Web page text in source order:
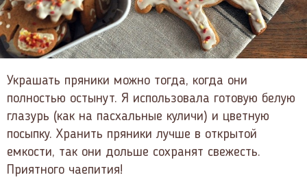
Украшать пряники можно тогда, когда они
полностью остынут. Я использовала готовую белую
глазурь (как на пасхальные куличи) и цветную
посыпку. Хранить пряники лучше в открытой
емкости, так они дольше сохранят свежесть.
Приятного чаепития!